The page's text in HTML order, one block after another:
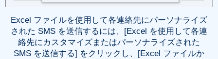
Excel ファイルを使用して各連絡先にパーソナライズ
された SMS を送信するには、[Excel を使用して各連
絡先にカスタマイズまたはパーソナライズされた
SMS を送信する] をクリックし、[Excel ファイルか